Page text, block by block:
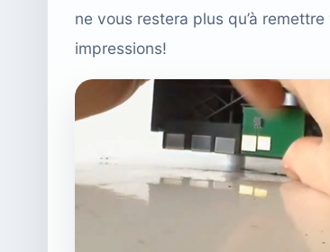
ne vous restera plus qu’à
impressions!